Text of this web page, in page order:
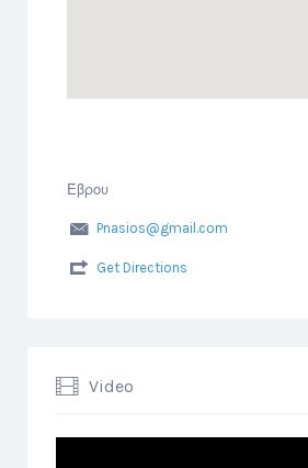
Έβρου
Pnasios@gmail.com
Get Directions
Video